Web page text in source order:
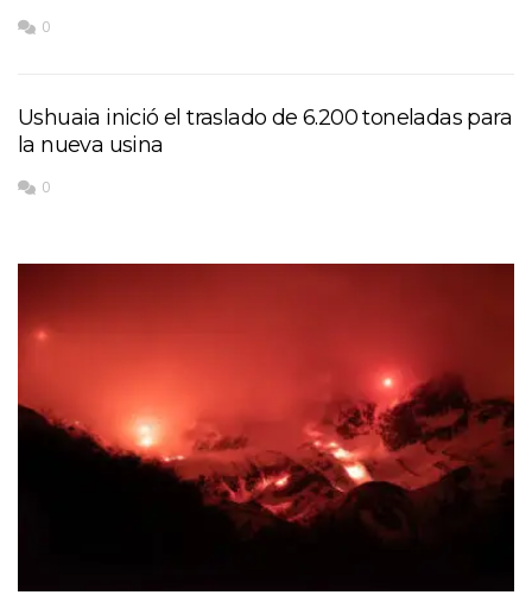
0
Ushuaia inició el traslado de 6.200 toneladas para
la nueva usina
0